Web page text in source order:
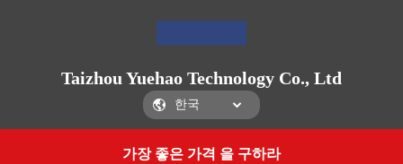
가장 좋은 가격 을 구하라
Taizhou Yuehao Technology Co., Ltd
Taizhou Yuehao Technology Co., Ltd
Get a Quote